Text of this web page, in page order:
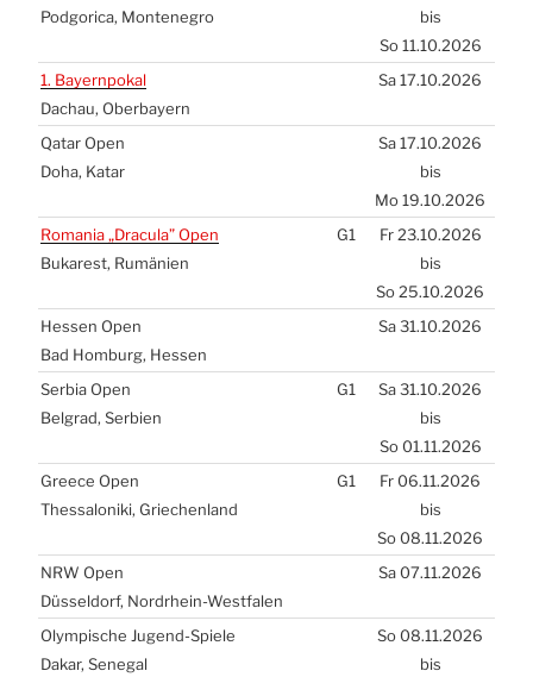
Pod­go­ri­ca, Mon­te­ne­gro
bis
So 11.10.2026
1. Bay­ern­po­kal
Dach­au, Ober­bay­ern
Sa 17.10.2026
Qatar Open
Doha, Katar
Sa 17.10.2026
bis
Mo 19.10.2026
Roma­nia „Dra­cu­la” Open
Buka­rest, Rumä­ni­en
G1
Fr 23.10.2026
bis
So 25.10.2026
Hes­sen Open
Bad Hom­burg, Hes­sen
Sa 31.10.2026
Ser­bia Open
Bel­grad, Ser­bi­en
G1
Sa 31.10.2026
bis
So 01.11.2026
Greece Open
Thes­sa­lo­ni­ki, Grie­chen­land
G1
Fr 06.11.2026
bis
So 08.11.2026
NRW Open
Düs­sel­dorf, Nord­rhein-West­fa­len
Sa 07.11.2026
Olym­pi­sche Jugend-Spie­le
Dakar, Sene­gal
So 08.11.2026
bis